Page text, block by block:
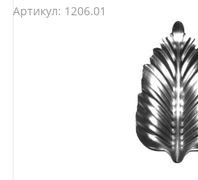
Артикул: 1206.01